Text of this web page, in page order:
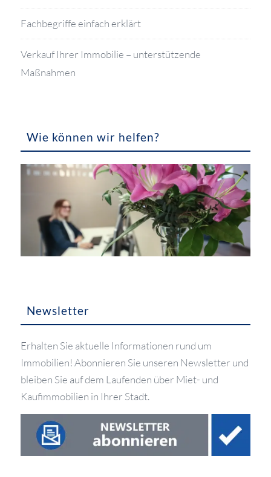
Fachbegriffe einfach erklärt
Verkauf Ihrer Immobilie – unterstützende
Maßnahmen
Wie können wir helfen?
Newsletter
Erhalten Sie aktuelle Informationen rund um
Immobilien! Abonnieren Sie unseren Newsletter und
bleiben Sie auf dem Laufenden über Miet- und
Kaufimmobilien in Ihrer Stadt.